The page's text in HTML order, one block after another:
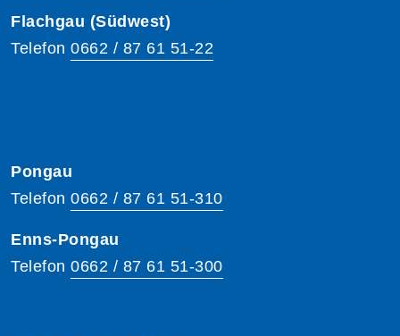
Flachgau (Südwest)
Telefon 0662 / 87 61 51-22
Pongau
Telefon 0662 / 87 61 51-310
Enns-Pongau
Telefon 0662 / 87 61 51-300